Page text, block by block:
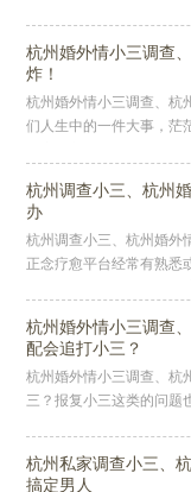
杭州婚外情小三调查
炸！
杭州婚外情小三调查、杭
们人生中的一件大事，茫
杭州调查小三、杭州
办
杭州调查小三、杭州婚外
正念疗愈平台经常有熟悉
杭州婚外情小三调查
配会追打小三？
杭州婚外情小三调查、杭
三？报复小三这类的问题
杭州私家调查小三、
搞定男人